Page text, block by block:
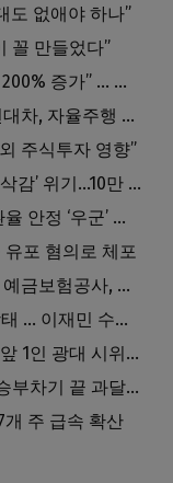
도 없애야 하나”
꼴 만들었다”
머스크 “메모리 생산 20% 늘 때 수요 200% 증가” … 반도체 매출 1조달러 눈 앞
엔비디아, ‘알파마요’ 빗장 풀었다…현대차, 자율주행 속도내나
주식투자 영향”
SSI 수급자 40만 명 ‘월 최대 331달러 삭감’ 위기…10만 명은 수급자격 상실
美, 엔화 방어하며 원화도 소환…韓 환율 안정 ‘우군’ 되나
포 혐의로 체포
’10억 빚’ 안갚고 미국 온 한인 부부 … 예금보험공사, 미국서 소송
워싱턴주 동시다발 산불 통제불능 상태 … 이재민 수십만명
[화제] “내 돈 갚아라” 김원석씨 자택 앞 1인 광대 시위 … 한인 투자사, “108만 달러 못받아”
손흥민, 5경기 연속골 실패…LAFC는 승부차기 끝 과달라하라 격파
개 주 급속 확산